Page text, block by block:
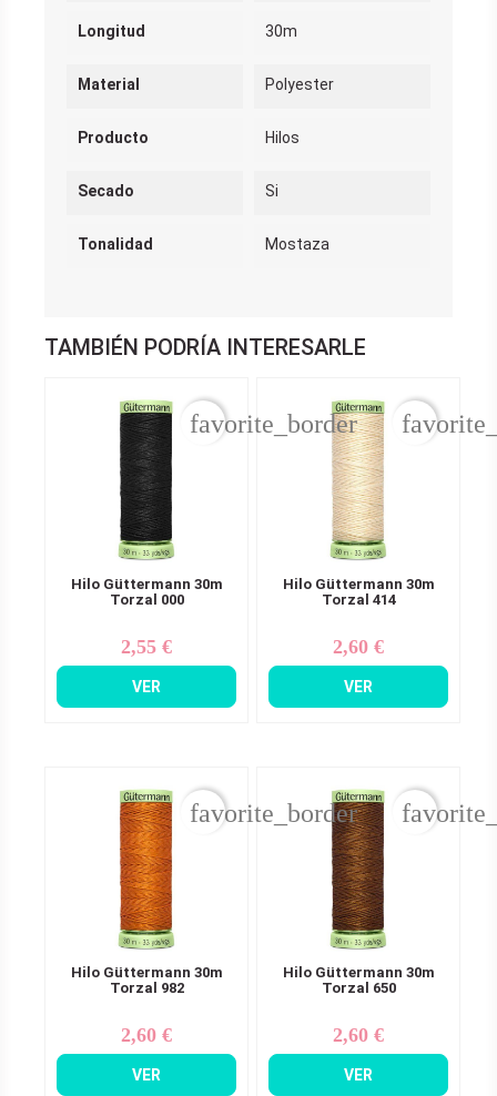
Longitud 30m
Material Polyester
Producto Hilos
Secado Si
Tonalidad Mostaza
TAMBIÉN PODRÍA INTERESARLE
Hilo Güttermann 30m
Torzal 000
Precio
2,55 €
VER
favorite_border
Hilo Güttermann 30m
Torzal 414
Precio
2,60 €
VER
Hilo Güttermann 30m
Torzal 982
Precio
2,60 €
VER
favorite_border
Hilo Güttermann 30m
Torzal 650
Precio
2,60 €
VER